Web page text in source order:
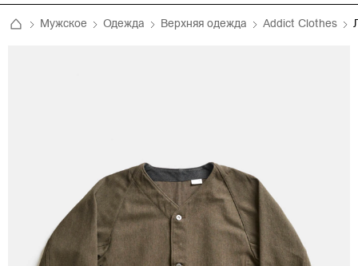
Мужское Одежда Верхняя одежда Addict Clothes